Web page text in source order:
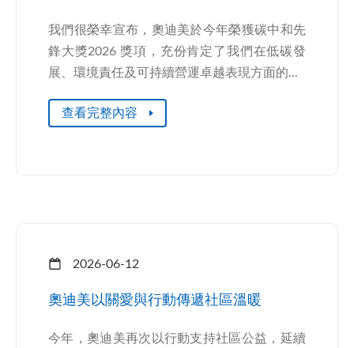
我們很榮幸宣布，奧迪美於今年榮獲碳中和先
鋒大獎2026 獎項，充份肯定了我們在低碳發
展、環境責任及可持續營運卓越表現方面的...
查看完整內容
2026-06-12
奧迪美以關愛與行動傳遞社區溫暖
今年，奧迪美再次以行動支持社區公益，延續